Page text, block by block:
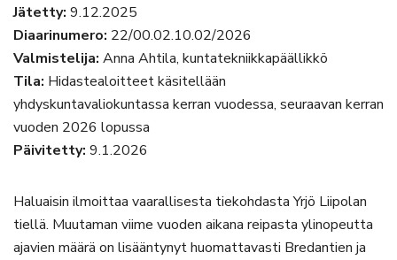
Jätetty: 9.12.2025
Diaarinumero: 22/00.02.10.02/2026
Valmistelija: Anna Ahtila, kuntatekniikkapäällikkö
Tila: Hidastealoitteet käsitellään
yhdyskuntavaliokuntassa kerran vuodessa, seuraavan kerran
vuoden 2026 lopussa
Päivitetty: 9.1.2026
Haluaisin ilmoittaa vaarallisesta tiekohdasta Yrjö Liipolan
tiellä. Muutaman viime vuoden aikana reipasta ylinopeutta
ajavien määrä on lisääntynyt huomattavasti Bredantien ja